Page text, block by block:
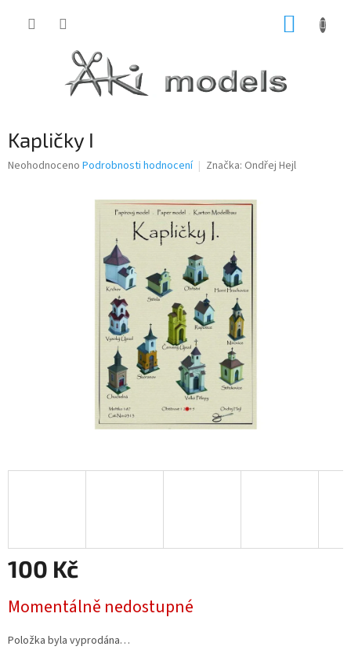
Kapličky I
Průměrné
Neohodnoceno Podrobnosti hodnocení Značka: Ondřej Hejl
100 Kč
cena:
Momentálně nedostupné
Položka byla vyprodána…